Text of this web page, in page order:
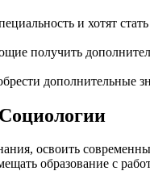
и хотят
получить
дополнительные
освоить
образование с